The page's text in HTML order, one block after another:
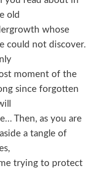
old
whose
could not discover.
moment of the
since forgotten
Then, as you are
a tangle of
trying to protect